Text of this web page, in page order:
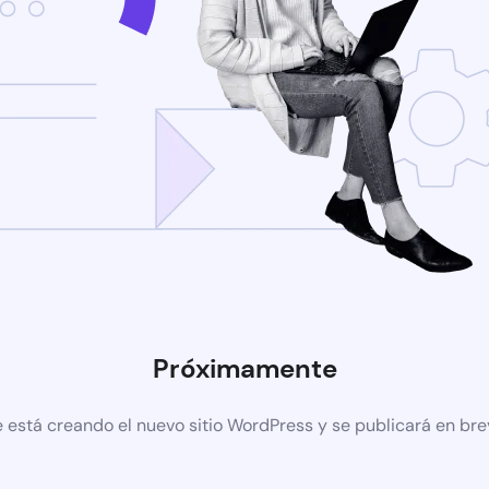
Próximamente
está creando el nuevo sitio WordPress y se publicará en